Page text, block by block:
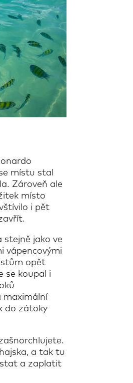
místu stal
Zároveň ale
místo
i pět
stejně jako ve
vápencovými
opět
se koupal i
maximální
do zátoky
a tak tu
a zaplatit